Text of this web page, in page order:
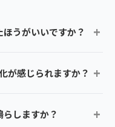
うがいいですか？
が感じられますか？
しますか？